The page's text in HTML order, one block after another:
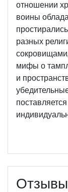
отношении
воины
разных
мифы о
и
Отзывы